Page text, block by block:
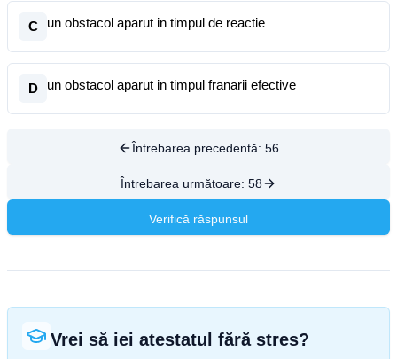
C un obstacol aparut in timpul de reactie
D un obstacol aparut in timpul franarii efective
Întrebarea precedentă: 56
Întrebarea următoare: 58
Verifică răspunsul
Vrei să iei atestatul fără stres?